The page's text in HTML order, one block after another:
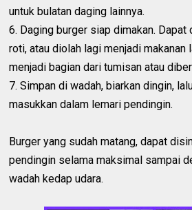
untuk bulatan daging lainnya.
6. Daging burger siap dimakan. Dapat
roti, atau diolah lagi menjadi makanan
menjadi bagian dari tumisan atau
7. Simpan di wadah, biarkan dingin,
masukkan dalam lemari pendingin.
Burger yang sudah matang, dapat
pendingin selama maksimal sampai
wadah kedap udara.